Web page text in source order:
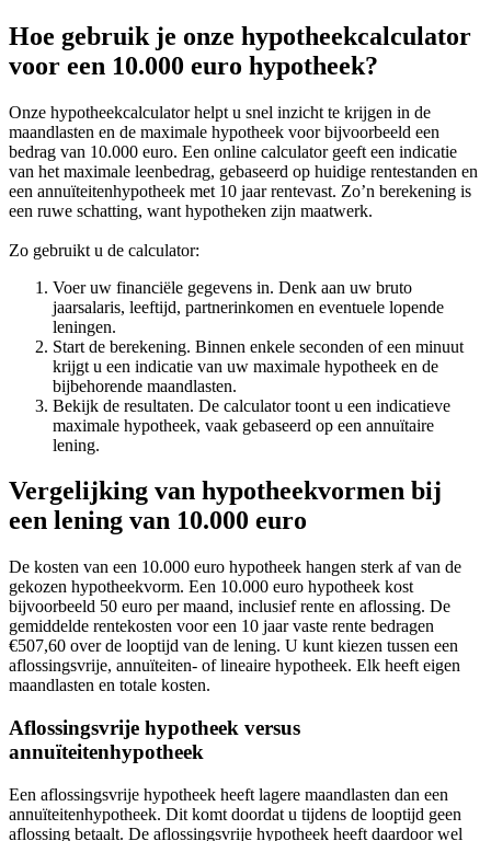
Hoe gebruik je onze hypotheekcalculator
voor een 10.000 euro hypotheek?
Onze hypotheekcalculator helpt u snel inzicht te krijgen in de
maandlasten en de maximale hypotheek voor bijvoorbeeld een
bedrag van 10.000 euro. Een online calculator geeft een indicatie
van het maximale leenbedrag, gebaseerd op huidige rentestanden en
een annuïteitenhypotheek met 10 jaar rentevast. Zo’n berekening is
een ruwe schatting, want hypotheken zijn maatwerk.
Zo gebruikt u de calculator:
Voer uw financiële gegevens in. Denk aan uw bruto
jaarsalaris, leeftijd, partnerinkomen en eventuele lopende
leningen.
Start de berekening. Binnen enkele seconden of een minuut
krijgt u een indicatie van uw maximale hypotheek en de
bijbehorende maandlasten.
Bekijk de resultaten. De calculator toont u een indicatieve
maximale hypotheek, vaak gebaseerd op een annuïtaire
lening.
Vergelijking van hypotheekvormen bij
een lening van 10.000 euro
De kosten van een 10.000 euro hypotheek hangen sterk af van de
gekozen hypotheekvorm. Een 10.000 euro hypotheek kost
bijvoorbeeld 50 euro per maand, inclusief rente en aflossing. De
gemiddelde rentekosten voor een 10 jaar vaste rente bedragen
€507,60 over de looptijd van de lening. U kunt kiezen tussen een
aflossingsvrije, annuïteiten- of lineaire hypotheek. Elk heeft eigen
maandlasten en totale kosten.
Aflossingsvrije hypotheek versus
annuïteitenhypotheek
Een aflossingsvrije hypotheek heeft lagere maandlasten dan een
annuïteitenhypotheek. Dit komt doordat u tijdens de looptijd geen
aflossing betaalt. De aflossingsvrije hypotheek heeft daardoor wel